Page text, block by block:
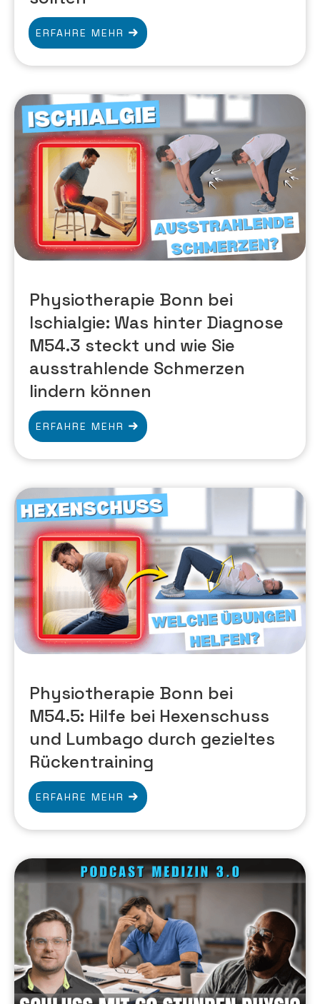
ERFAHRE MEHR
Physiotherapie Bonn bei
Ischialgie: Was hinter Diagnose
M54.3 steckt und wie Sie
ausstrahlende Schmerzen
lindern können
ERFAHRE MEHR
Physiotherapie Bonn bei
M54.5: Hilfe bei Hexenschuss
und Lumbago durch gezieltes
Rückentraining
ERFAHRE MEHR